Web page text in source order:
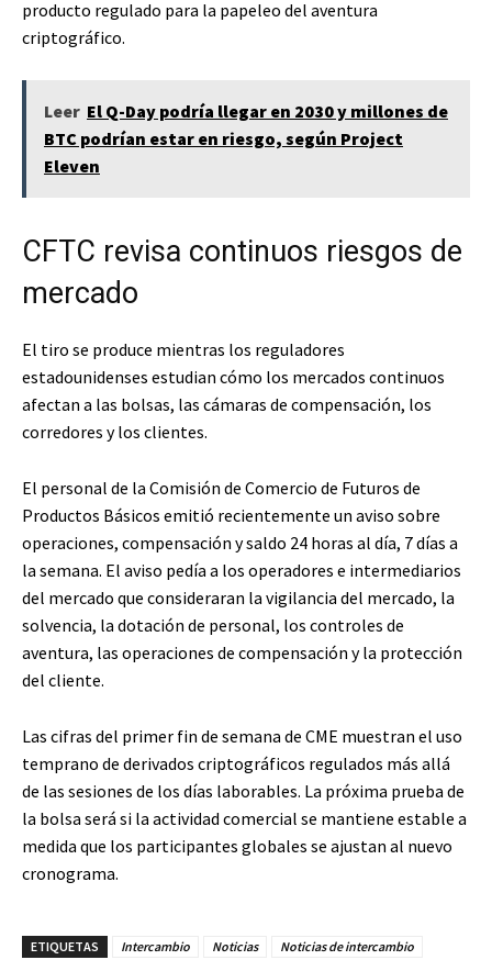
producto regulado para la papeleo del aventura
criptográfico.
Leer El Q-Day podría llegar en 2030 y millones de
BTC podrían estar en riesgo, según Project
Eleven
CFTC revisa continuos riesgos de
mercado
El tiro se produce mientras los reguladores
estadounidenses estudian cómo los mercados continuos
afectan a las bolsas, las cámaras de compensación, los
corredores y los clientes.
El personal de la Comisión de Comercio de Futuros de
Productos Básicos emitió recientemente un aviso sobre
operaciones, compensación y saldo 24 horas al día, 7 días a
la semana. El aviso pedía a los operadores e intermediarios
del mercado que consideraran la vigilancia del mercado, la
solvencia, la dotación de personal, los controles de
aventura, las operaciones de compensación y la protección
del cliente.
Las cifras del primer fin de semana de CME muestran el uso
temprano de derivados criptográficos regulados más allá
de las sesiones de los días laborables. La próxima prueba de
la bolsa será si la actividad comercial se mantiene estable a
medida que los participantes globales se ajustan al nuevo
cronograma.
ETIQUETAS Intercambio Noticias Noticias de intercambio